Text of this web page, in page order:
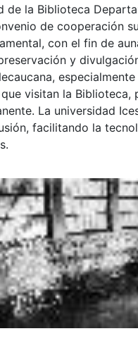
de la Biblioteca
de cooperación
con el fin de
y
visitan la Biblioteca,
La universidad
facilitando la